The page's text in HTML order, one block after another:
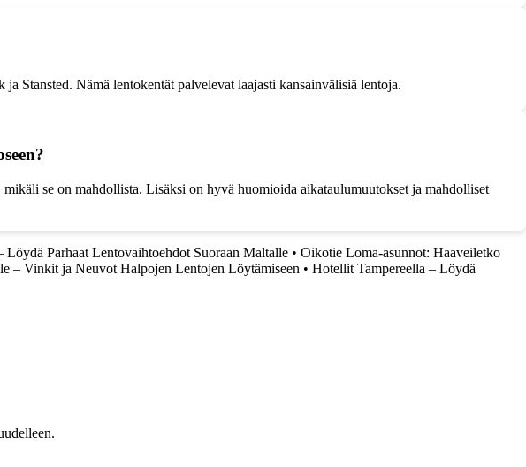
Stansted. Nämä lentokentät palvelevat laajasti kansainvälisiä lentoja.
se on mahdollista. Lisäksi on hyvä huomioida aikataulumuutokset ja mahdolliset
Löydä Parhaat Lentovaihtoehdot Suoraan Maltalle • Oikotie Loma-asunnot: Haaveiletko
– Vinkit ja Neuvot Halpojen Lentojen Löytämiseen • Hotellit Tampereella – Löydä